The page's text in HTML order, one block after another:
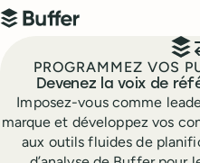
Navigation principale
Buffer
PROGRAMMEZ VOS
Devenez la voix de
Imposez-vous comme
marque et développez vos
aux outils fluides de